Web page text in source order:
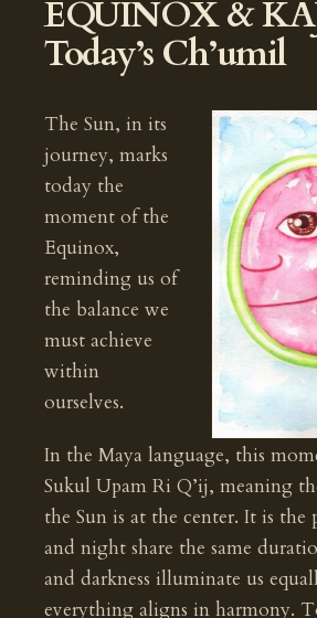
EQUINOX &
Today’s Ch’umil
The Sun, in its
journey, marks
today the
moment of the
Equinox,
reminding us of
the balance we
must achieve
within
ourselves.
In the Maya language, this
Sukul Upam Ri Q’ij, meaning
the Sun is at the center. It is the
and night share the same
and darkness illuminate us
everything aligns in harmony.